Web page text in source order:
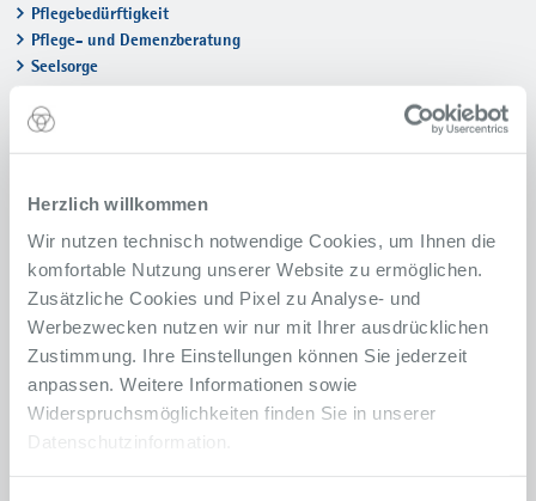
Herzlich willkommen
Wir nutzen technisch notwendige Cookies, um Ihnen die
komfortable Nutzung unserer Website zu ermöglichen.
Zusätzliche Cookies und Pixel zu Analyse- und
Werbezwecken nutzen wir nur mit Ihrer ausdrücklichen
Zustimmung. Ihre Einstellungen können Sie jederzeit
anpassen. Weitere Informationen sowie
Widerspruchsmöglichkeiten finden Sie in unserer
Datenschutzinformation.
Selbsthilfegruppen
Pflegebedürftigkeit
Pflege- und Demenzberatung
Seelsorge